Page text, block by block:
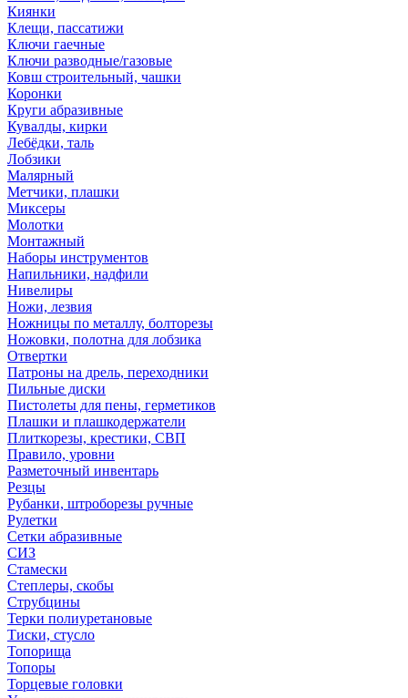
Киянки
Клещи, пассатижи
Ключи гаечные
Ключи разводные/газовые
Ковш строительный, чашки
Коронки
Круги абразивные
Кувалды, кирки
Лебёдки, таль
Лобзики
Малярный
Метчики, плашки
Миксеры
Молотки
Монтажный
Наборы инструментов
Напильники, надфили
Нивелиры
Ножи, лезвия
Ножницы по металлу, болторезы
Ножовки, полотна для лобзика
Отвертки
Патроны на дрель, переходники
Пильные диски
Пистолеты для пены, герметиков
Плашки и плашкодержатели
Плиткорезы, крестики, СВП
Правило, уровни
Разметочный инвентарь
Резцы
Рубанки, штроборезы ручные
Рулетки
Сетки абразивные
СИЗ
Стамески
Степлеры, скобы
Струбцины
Терки полиуретановые
Тиски, стусло
Топорища
Топоры
Торцевые головки